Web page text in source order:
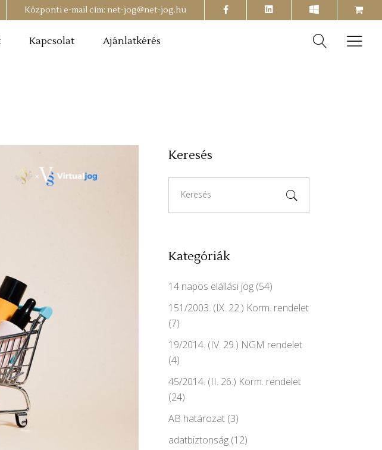
Központi e-mail cím: net-jog@net-jog.hu facebook
shopping-
cart
Kapcsolat Ajánlatkérés
Keresés
for:
Kategóriák
14 napos elállási jog(54)
151/2003. (IX. 22.) Korm. rendelet
(7)
19/2014. (IV. 29.) NGM rendelet
(4)
45/2014. (II. 26.) Korm. rendelet
(24)
AB határozat(3)
adatbiztonság(12)